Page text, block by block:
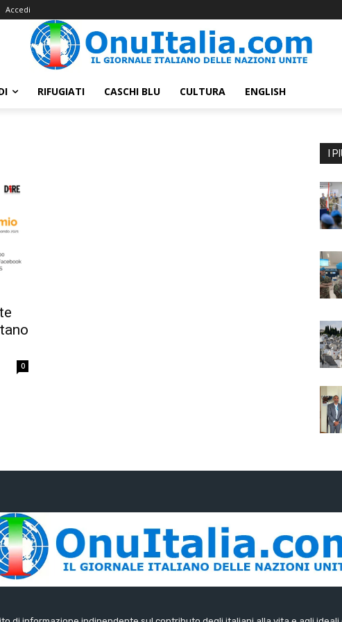
Accedi
RIFUGIATI CASCHI BLU CULTURA ENGLISH
0
I